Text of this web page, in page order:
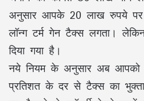
अनुसार आपके 20 लाख रुपये
लॉन्ग टर्म गेन टैक्स लगता।
दिया गया है।
नये नियम के अनुसार अब
प्रतिशत के दर से टैक्स का